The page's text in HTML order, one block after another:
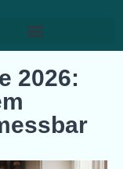
2026: